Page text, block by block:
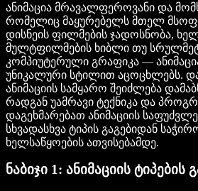
ანიმაცია მრავალფეროვანი და
რომელიც მაყურებელს მთელ
დისნეის ფილმების ჯადოსნობა,
მულტფილმების ხიბლი თუ
კომპიუტერული გრაფიკა —
უნიკალური სტილით აცოცხლებს.
ანიმაციის სამყარო შეიძლება
რადგან უამრავი ტექნიკა და
დაგეხმარებათ ანიმაციის
სხვადასხვა ტიპის გაგებიდან
ხელსაწყოების ათვისებამდე.
ნაბიჯი 1: ანიმაციის ტიპების